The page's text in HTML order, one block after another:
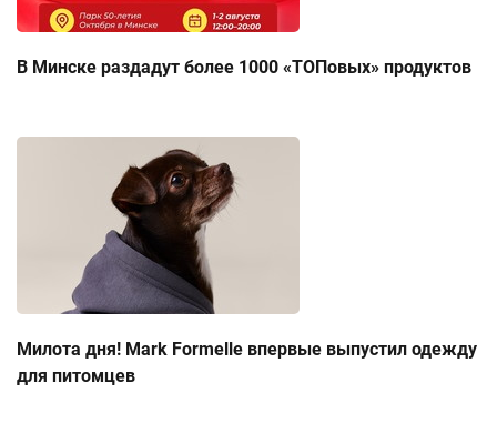
В Минске раздадут более 1000 «ТОПовых» продуктов
Милота дня! Mark Formelle впервые выпустил одежду
для питомцев